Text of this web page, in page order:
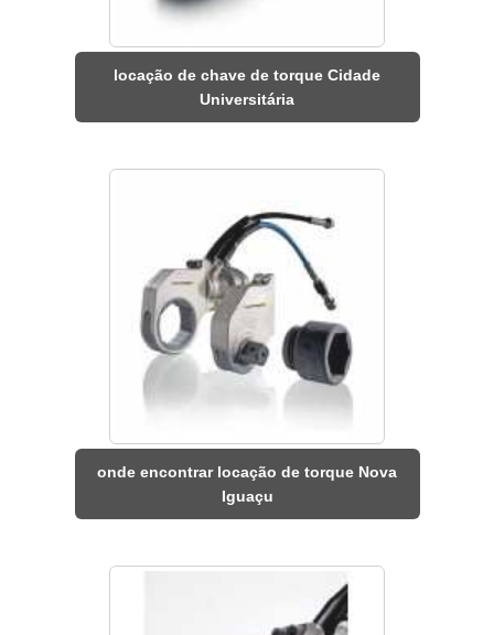
locação de chave de torque Cidade
Universitária
onde encontrar locação de torque Nova
Iguaçu